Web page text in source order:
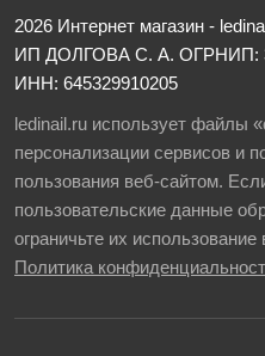
2026 Интернет магазин -
ИП ДОЛГОВА С. А. ОГРНИП:
ИНН: 645329910205
ledinail.ru использует файлы
персонализации сервисов и
пользования веб-сайтом.
пользовательские данные
ограничьте их
Политика